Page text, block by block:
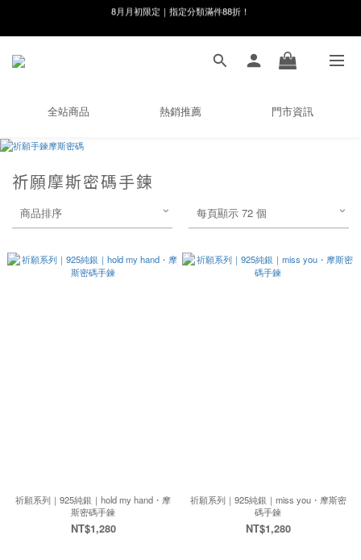
8月月初限定｜指定分類滿件88折！
8月月初限定｜指定分類滿件88折！
8月月初限定｜指定分類滿件88折！
全站商品 熱銷推薦 門市資訊
祈願摩斯密碼手鍊
商品排序 每頁顯示 72 個
祈願系列｜925純銀｜hold my hand・摩
斯密碼手鍊
NT$1,280
祈願系列｜925純銀｜miss you・摩斯密
碼手鍊
NT$1,280